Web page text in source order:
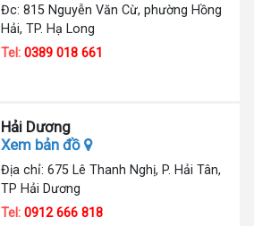
Đc: 815 Nguyễn Văn Cừ, phường Hồng
Hải, TP. Hạ Long
Tel:0389 018 661
Hải Dương
Xem bản đồ
Địa chỉ: 675 Lê Thanh Nghị, P. Hải Tân,
TP Hải Dương
Tel:0912 666 818